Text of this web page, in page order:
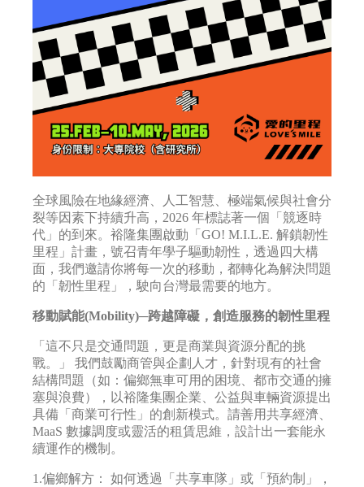
全球風險在地緣經濟、人工智慧、極端氣候與社會分
裂等因素下持續升高，2026 年標誌著一個「競逐時
代」的到來。裕隆集團啟動「GO! M.I.L.E. 解鎖韌性
里程」計畫，號召青年學子驅動韌性，透過四大構
面，我們邀請你將每一次的移動，都轉化為解決問題
的「韌性里程」，駛向台灣最需要的地方。
移動賦能(Mobility)─跨越障礙，創造服務的韌性里程
「這不只是交通問題，更是商業與資源分配的挑
戰。」 我們鼓勵商管與企劃人才，針對現有的社會
結構問題（如：偏鄉無車可用的困境、都市交通的擁
塞與浪費），以裕隆集團企業、公益與車輛資源提出
具備「商業可行性」的創新模式。請善用共享經濟、
MaaS 數據調度或靈活的租賃思維，設計出一套能永
續運作的機制。
1.偏鄉解方： 如何透過「共享車隊」或「預約制」，